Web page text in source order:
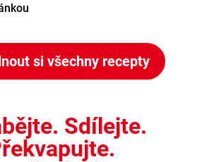
si všechny recepty
Sdílejte.